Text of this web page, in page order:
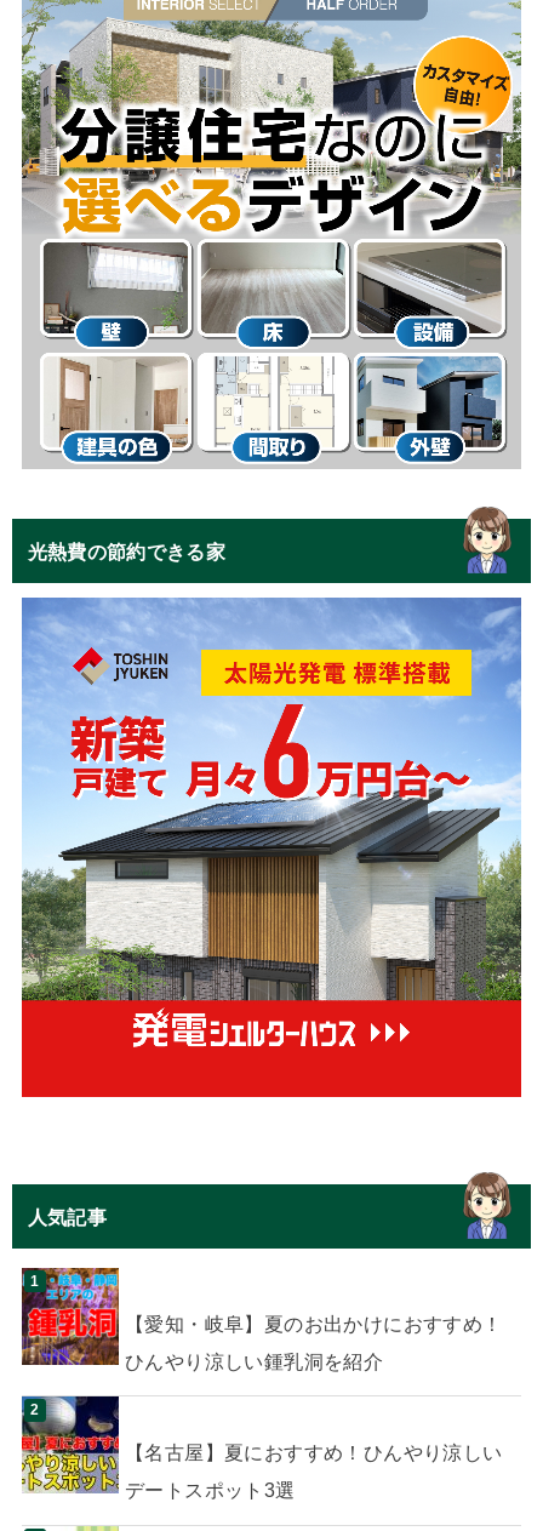
光熱費の節約できる家
人気記事
【愛知・岐阜】夏のお出かけにおすすめ！
ひんやり涼しい鍾乳洞を紹介
【名古屋】夏におすすめ！ひんやり涼しい
デートスポット3選